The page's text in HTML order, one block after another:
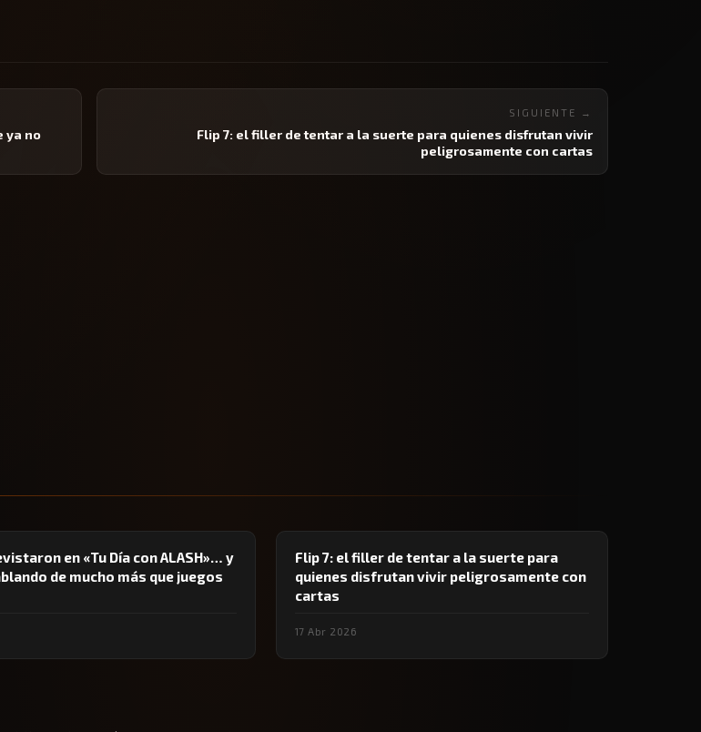
ya no
SIGUIENTE →
Flip 7: el filler de tentar a la suerte para quienes disfrutan vivir
peligrosamente con cartas
en «Tu Día con ALASH»… y
de mucho más que juegos
Flip 7: el filler de tentar a la suerte para
quienes disfrutan vivir peligrosamente con
cartas
17 Abr 2026